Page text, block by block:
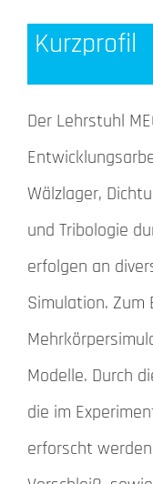
Kurzprofil
Der Lehrstuhl
Wälzlager,
und Tribologie
erfolgen an
Simulation. Zum
Modelle. Durch
die im
erforscht